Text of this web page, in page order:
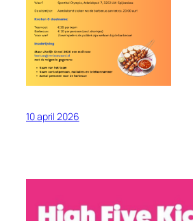
10 april 2026